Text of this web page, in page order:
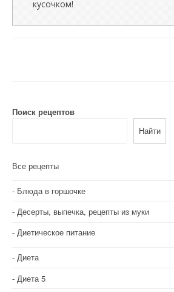
кусочком!
Поиск рецептов
Найти
Все рецепты
Блюда в горшочке
Десерты, выпечка, рецепты из муки
Диетическое питание
Диета
Диета 5